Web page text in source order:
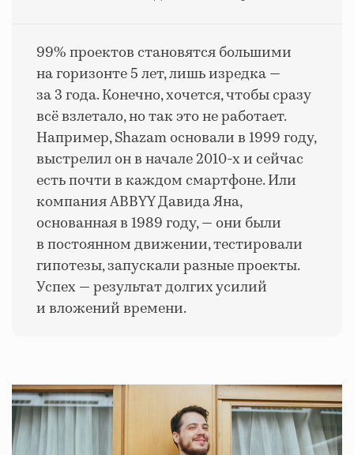
99% проектов становятся большими
на горизонте 5 лет, лишь изредка —
за 3 года. Конечно, хочется, чтобы сразу
всё взлетало, но так это не работает.
Например, Shazam основали в 1999 году,
выстрелил он в начале 2010-х и сейчас
есть почти в каждом смартфоне. Или
компания ABBYY Давида Яна,
основанная в 1989 году, — они были
в постоянном движении, тестировали
гипотезы, запускали разные проекты.
Успех — результат долгих усилий
и вложений времени.